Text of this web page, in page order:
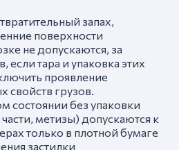
запах,
поверхности
не допускаются, за
если тара и упаковка этих
проявление
свойств грузов.
состоянии без упаковки
метизы) допускаются к
только в плотной бумаге
застилки